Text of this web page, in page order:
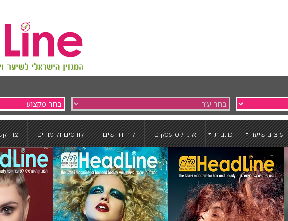
עיצוב שיער כתבות אינדקס עסקים לוח דרושים קורסים ולימודים צרו